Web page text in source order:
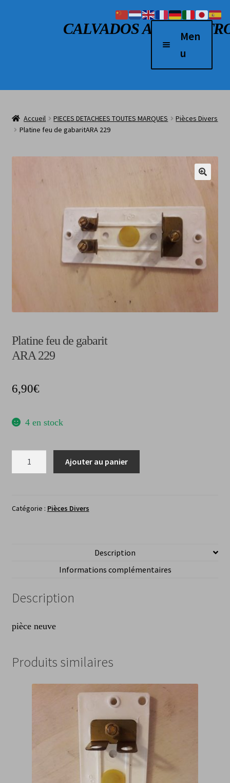
Aller à la navigation
Aller au contenu
CALVADOS AUTOMen
u
2 Roues
Véhicules vendus
Contact
CGV
Accueil PIECES DETACHEES TOUTES MARQUES
Pièces Divers
Platine feu de gabaritARA 229
Platine feu de gabarit
ARA 229
6,90€
4 en stock
de
Ajouter au panier
Catégorie : Pièces Divers
Description
Informations complémentaires
Description
pièce neuve
Produits similaires